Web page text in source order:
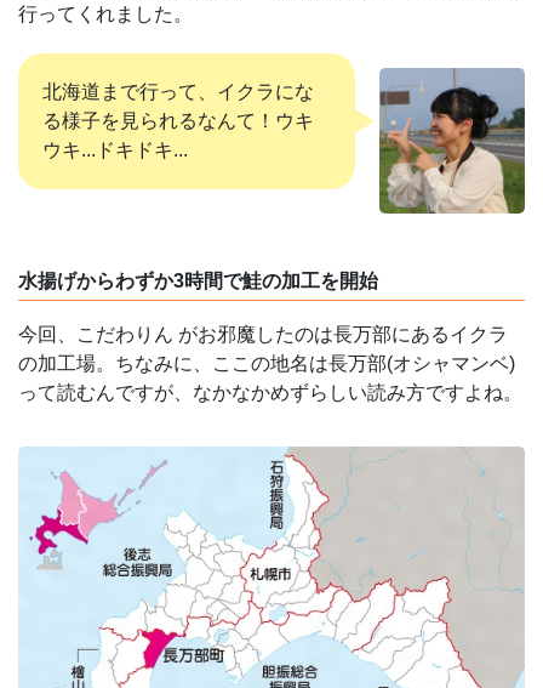
行ってくれました。
北海道まで行って、イクラにな
る様子を見られるなんて！ウキ
ウキ...ドキドキ...
水揚げからわずか3時間で鮭の加工を開始
今回、こだわりん がお邪魔したのは長万部にあるイクラ
の加工場。ちなみに、ここの地名は長万部(オシャマンベ)
って読むんですが、なかなかめずらしい読み方ですよね。